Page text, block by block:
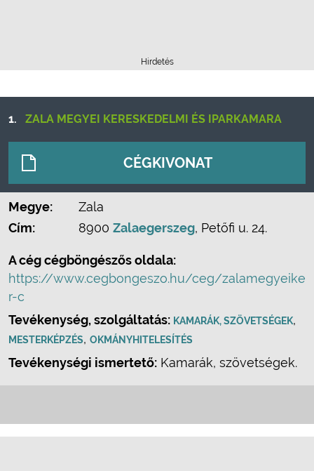
Hirdetés
1. ZALA MEGYEI KERESKEDELMI ÉS IPARKAMARA
CÉGKIVONAT
Megye:
Zala
Cím:
8900 Zalaegerszeg, Petőfi u. 24.
A cég cégböngészős oldala:
https://www.cegbongeszo.hu/ceg/zalamegyeike
r-c
Tevékenység, szolgáltatás: KAMARÁK, SZÖVETSÉGEK,
MESTERKÉPZÉS, OKMÁNYHITELESÍTÉS
Tevékenységi ismertető: Kamarák, szövetségek.